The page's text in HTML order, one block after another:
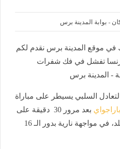
- بوابة المدينة برس
في موقع المدينة برس نقدم لكم
كأس العالم 2026، فرنسا تفشل في فك شفرات
السلبي يسيطر على مباراة
باراجواي
بعد مرور 30 دقيقة على
ملعب لينكون فاينانشال فيلد، في مواجهة نارية بدور الـ 16